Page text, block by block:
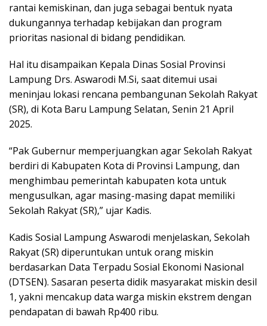
rantai kemiskinan, dan juga sebagai bentuk nyata
dukungannya terhadap kebijakan dan program
prioritas nasional di bidang pendidikan.
Hal itu disampaikan Kepala Dinas Sosial Provinsi
Lampung Drs. Aswarodi M.Si, saat ditemui usai
meninjau lokasi rencana pembangunan Sekolah Rakyat
(SR), di Kota Baru Lampung Selatan, Senin 21 April
2025.
“Pak Gubernur memperjuangkan agar Sekolah Rakyat
berdiri di Kabupaten Kota di Provinsi Lampung, dan
menghimbau pemerintah kabupaten kota untuk
mengusulkan, agar masing-masing dapat memiliki
Sekolah Rakyat (SR),” ujar Kadis.
Kadis Sosial Lampung Aswarodi menjelaskan, Sekolah
Rakyat (SR) diperuntukan untuk orang miskin
berdasarkan Data Terpadu Sosial Ekonomi Nasional
(DTSEN). Sasaran peserta didik masyarakat miskin desil
1, yakni mencakup data warga miskin ekstrem dengan
pendapatan di bawah Rp400 ribu.